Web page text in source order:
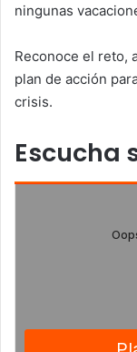
ningunas
Reconoce el reto,
plan de acción
crisis.
Escucha